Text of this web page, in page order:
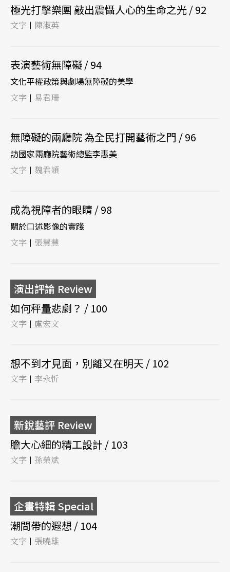
極光打擊樂團 敲出震懾人心的生命之光 / 92
文字 | 陳淑英
表演藝術無障礙 / 94
文化平權政策與劇場無障礙的美學
文字 | 易君珊
無障礙的兩廳院 為全民打開藝術之門 / 96
訪國家兩廳院藝術總監李惠美
文字 | 魏君穎
成為視障者的眼睛 / 98
關於口述影像的實踐
文字 | 張慧慧
演出評論 Review
如何秤量悲劇？ / 100
文字 | 盧宏文
想不到才見面，別離又在明天 / 102
文字 | 李永忻
新銳藝評 Review
膽大心細的精工設計 / 103
文字 | 孫榮斌
企畫特輯 Special
潮間帶的遐想 / 104
文字 | 張曉雄